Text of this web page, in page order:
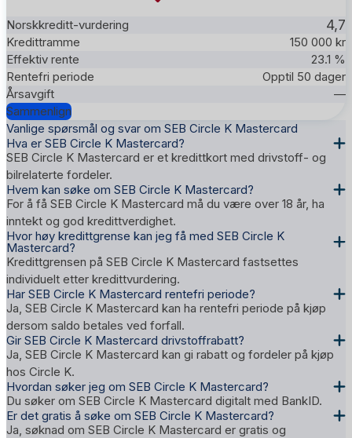
4,7
150 000 kr
23.1 %
Opptil 50 dager
—
Sammenlign
Vanlige spørsmål og svar om SEB Circle K Mastercard
Hva er SEB Circle K Mastercard?
SEB Circle K Mastercard er et kredittkort med drivstoff- og
bilrelaterte fordeler.
Hvem kan søke om SEB Circle K Mastercard?
For å få SEB Circle K Mastercard må du være over 18 år, ha
inntekt og god kredittverdighet.
Hvor høy kredittgrense kan jeg få med SEB Circle K
Mastercard?
Kredittgrensen på SEB Circle K Mastercard fastsettes
individuelt etter kredittvurdering.
Har SEB Circle K Mastercard rentefri periode?
Ja, SEB Circle K Mastercard kan ha rentefri periode på kjøp
dersom saldo betales ved forfall.
Gir SEB Circle K Mastercard drivstoffrabatt?
Ja, SEB Circle K Mastercard kan gi rabatt og fordeler på kjøp
hos Circle K.
Hvordan søker jeg om SEB Circle K Mastercard?
Du søker om SEB Circle K Mastercard digitalt med BankID.
Er det gratis å søke om SEB Circle K Mastercard?
Ja, søknad om SEB Circle K Mastercard er gratis og